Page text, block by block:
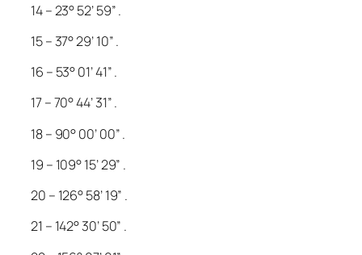
14 – 23° 52’ 59” .
15 – 37° 29’ 10” .
16 – 53° 01’ 41” .
17 – 70° 44’ 31” .
18 – 90° 00’ 00” .
19 – 109° 15’ 29” .
20 – 126° 58’ 19” .
21 – 142° 30’ 50” .